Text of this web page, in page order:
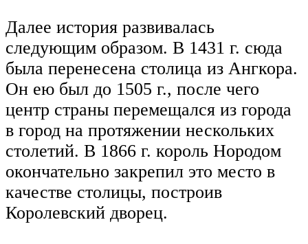
Далее история развивалась
следующим образом. В 1431 г. сюда
была перенесена столица из Ангкора.
Он ею был до 1505 г., после чего
центр страны перемещался из города
в город на протяжении нескольких
столетий. В 1866 г. король Нородом
окончательно закрепил это место в
качестве столицы, построив
Королевский дворец.